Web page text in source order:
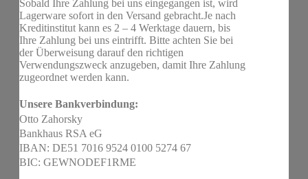
Sobald Ihre Zahlung bei uns eingegangen ist, wird
Lagerware sofort in den Versand gebracht.Je nach
Kreditinstitut kann es 2 – 4 Werktage dauern, bis
Ihre Zahlung bei uns eintrifft. Bitte achten Sie bei
der Überweisung darauf den richtigen
Verwendungszweck anzugeben, damit Ihre Zahlung
zugeordnet werden kann.
Unsere Bankverbindung:
Otto Zahorsky
Bankhaus RSA eG
IBAN: DE51 7016 9524 0100 5274 67
BIC: GEWNODEF1RME